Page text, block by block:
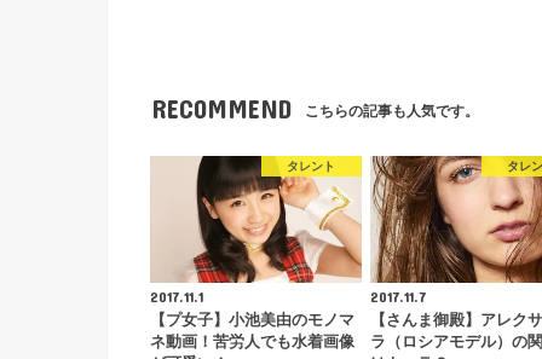
RECOMMEND こちらの記事も人気です。
タレント
2017.11.1
【プ女子】小池美由のモノマ
ネ動画！苦労人でも水着画像
タレ
2017.11.7
【さんま御殿】アレク
ラ（ロシアモデル）の